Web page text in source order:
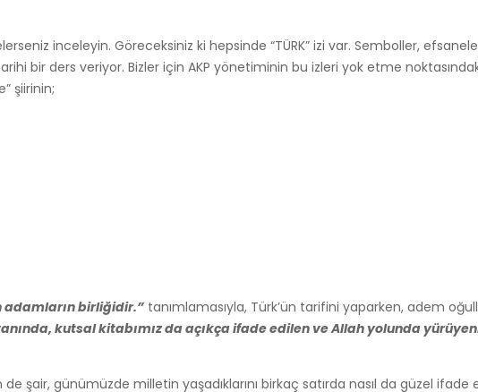
inceleyin. Göreceksiniz ki hepsinde “TÜRK” izi var. Semboller,
bir ders veriyor. Bizler için AKP yönetiminin bu izleri yok etme
şiirinin;
adamların birliğidir.”tanımlamasıyla, Türk’ün tarifini yaparken, adem
kutsal kitabımız da açıkça ifade edilen ve Allah yolunda
şair, günümüzde milletin yaşadıklarını birkaç satırda nasıl da güzel ifade